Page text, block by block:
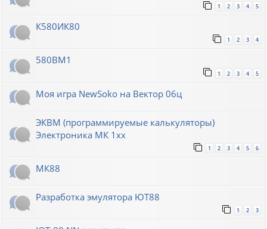
1 2 3 4 5
К580ИК80
1 2 3 4
580ВМ1
1 2 3 4 5
Моя игра NewSoko на Вектор 06ц
ЭКВМ (программируемые калькуляторы)
Электроника МК 1хх
1 2 3 4 5 6
МК88
Разработка эмулятора ЮТ88
1 2 3